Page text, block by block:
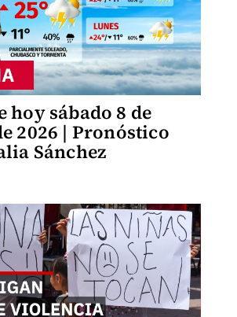
hoy sábado 8 de
2026 | Pronóstico
Sánchez